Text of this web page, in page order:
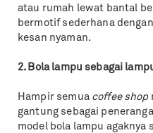
atau rumah lewat bantal
bermotif sederhana
kesan nyaman.
2. Bola lampu sebagai
Hampir semua coffee shop
gantung sebagai
model bola lampu agaknya